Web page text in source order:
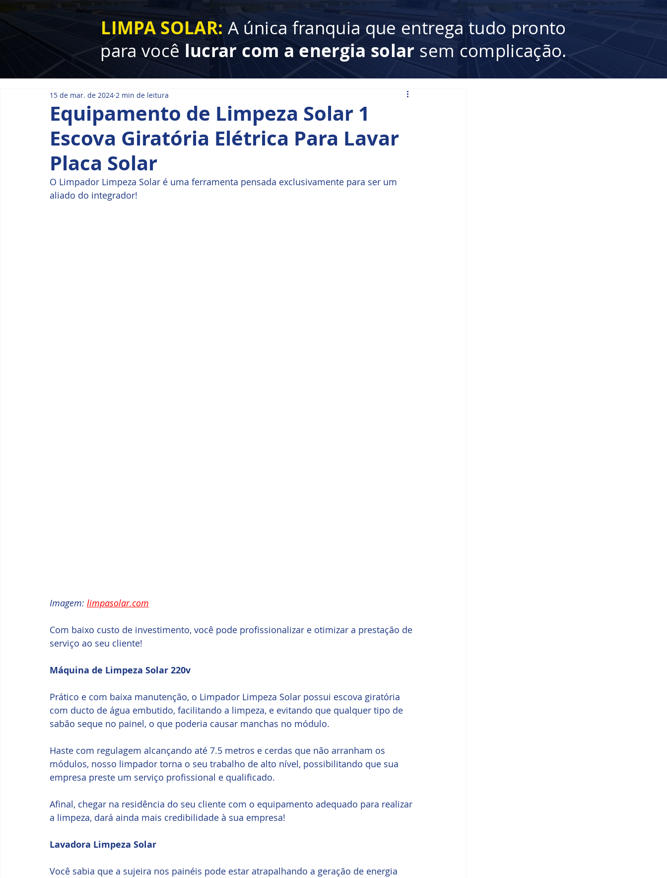
LIMPA SOLAR: A única franquia que entrega tudo pronto
para você lucrar com a energia solar sem complicação.
Equipamento de Limpeza Solar 1
Escova Giratória Elétrica Para Lavar
Placa Solar
15 de mar. de 2024 2 min de leitura
O Limpador Limpeza Solar é uma ferramenta pensada exclusivamente para ser um
aliado do integrador!
Imagem: limpasolar.com
Com baixo custo de investimento, você pode profissionalizar e otimizar a prestação de
serviço ao seu cliente!
Máquina de Limpeza Solar 220v
Prático e com baixa manutenção, o Limpador Limpeza Solar possui escova giratória
com ducto de água embutido, facilitando a limpeza, e evitando que qualquer tipo de
sabão seque no painel, o que poderia causar manchas no módulo.
Haste com regulagem alcançando até 7.5 metros e cerdas que não arranham os
módulos, nosso limpador torna o seu trabalho de alto nível, possibilitando que sua
empresa preste um serviço profissional e qualificado.
Afinal, chegar na residência do seu cliente com o equipamento adequado para realizar
a limpeza, dará ainda mais credibilidade à sua empresa!
Lavadora Limpeza Solar
Você sabia que a sujeira nos painéis pode estar atrapalhando a geração de energia